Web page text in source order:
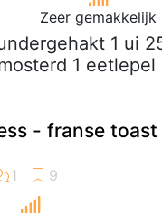
Zeer gemakkelijk
1 ui
1
- franse